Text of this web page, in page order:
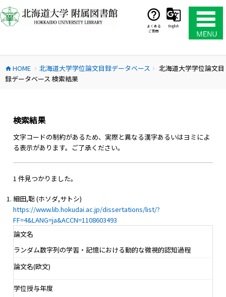
ン
テ
ス
キ
よくある
ご質問
English
home HOME chevron_right 北海道大学学位論文目録データベース chevron_right
北海道大学学位論文目
録データベース 検索結果
検索結果
文字コードの制約があるため、実際と異なる漢字あるいはヨミによ
る表示があります。ご了承ください。
1 件見つかりました。
細田,聡 (ホソダ,サトシ)
https://www.lib.hokudai.ac.jp/dissertations/list/?
FF=4&LANG=ja&ACCN=1108603493
論文名
ランダム数字列の学習・記憶における動的な微視的認知過程
論文名(欧文)
学位授与年度